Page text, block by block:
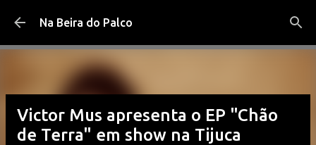
Pular para o conteúdo principal
Na Beira do Palco
Victor Mus apresenta o EP "Chão
de Terra" em show na Tijuca